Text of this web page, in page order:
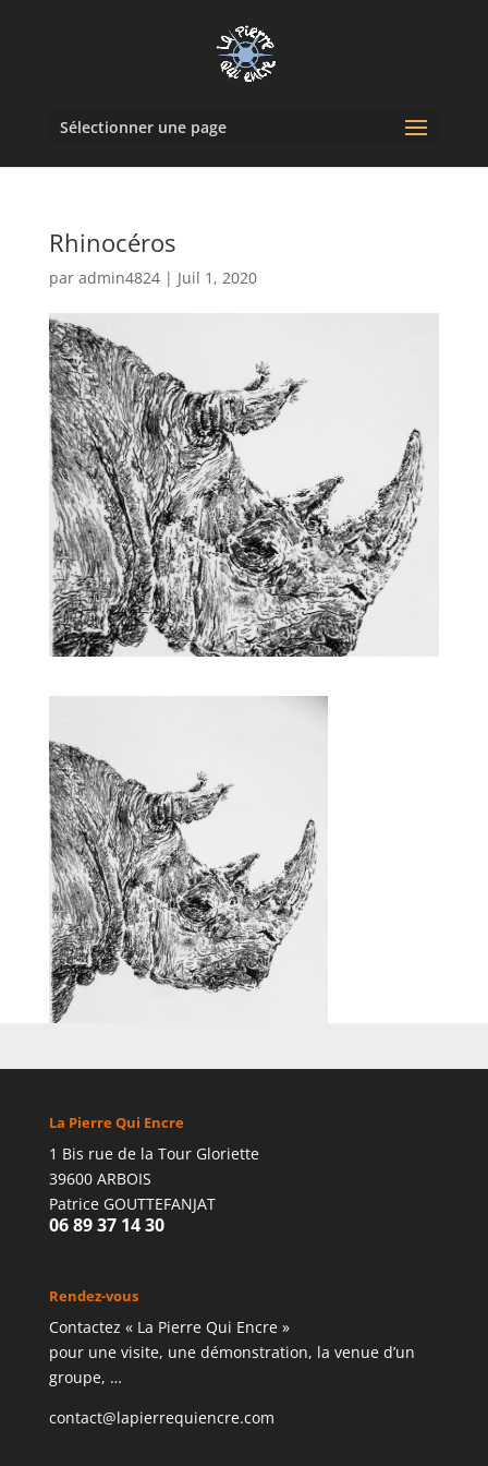
Sélectionner une page
Rhinocéros
par admin4824| Juil 1, 2020
La Pierre Qui Encre
1 Bis rue de la Tour Gloriette
39600 ARBOIS
Patrice GOUTTEFANJAT
06 89 37 14 30
Rendez-vous
Contactez « La Pierre Qui Encre »
pour une visite, une démonstration, la venue d’un
groupe, …
contact@lapierrequiencre.com